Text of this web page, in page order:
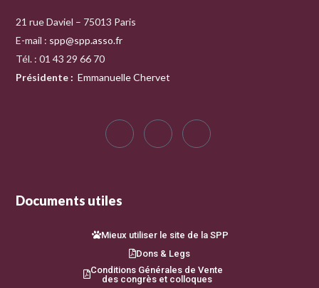
21 rue Daviel – 75013 Paris
E-mail : spp@spp.asso.fr
Tél. : 01 43 29 66 70
Présidente : Emmanuelle Chervet
Documents utiles
Mieux utiliser le site de la SPP
Dons & Legs
Conditions Générales de Vente
des congrès et colloques